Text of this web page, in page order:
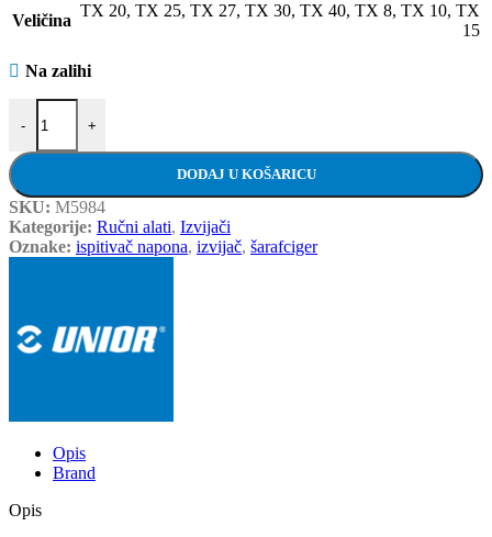
Veličina
TX 20, TX 25, TX 27, TX 30, TX 40, TX 8, TX 10, TX
15
Na zalihi
-
UNIOR ispitivač napona 631, 6-24V količina
+
DODAJ U KOŠARICU
SKU: M5984
Kategorije: Ručni alati, Izvijači
Oznake: ispitivač napona, izvijač, šarafciger
Opis
Brand
Opis